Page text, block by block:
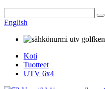
English
Koti
Tuotteet
UTV 6x4